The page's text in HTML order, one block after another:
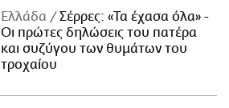
Ελλάδα
Σέρρες: «Τα έχασα όλα» -
Οι πρώτες δηλώσεις του πατέρα
και συζύγου των θυμάτων του
τροχαίου